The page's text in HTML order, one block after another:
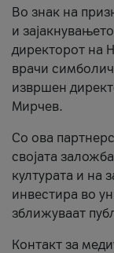
Во знак на
и
директорот на
врачи
извршен
Мирчев.
Со ова
својата
културата и на
инвестира во
зближуваат
Контакт за